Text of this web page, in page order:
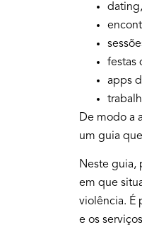
dating,
festas
apps
De modo a
um guia
Neste guia,
em que
violência. É
e os